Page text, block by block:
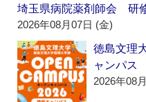
埼玉県病院薬剤師会 研
2026年08月07日 (金)
徳島文理
ャンパス
2026年08